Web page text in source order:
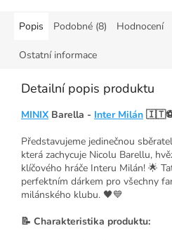
Popis Podobné (8) Hodnocení
Ostatní informace
Detailní popis produktu
MINIX Barella - Inter Milán
Představujeme jedinečnou
která zachycuje Nicolu Barellu,
klíčového hráče Interu Milán! 🌟
perfektním dárkem pro všechny
milánského klubu. 🖤💙
📝 Charakteristika produktu: